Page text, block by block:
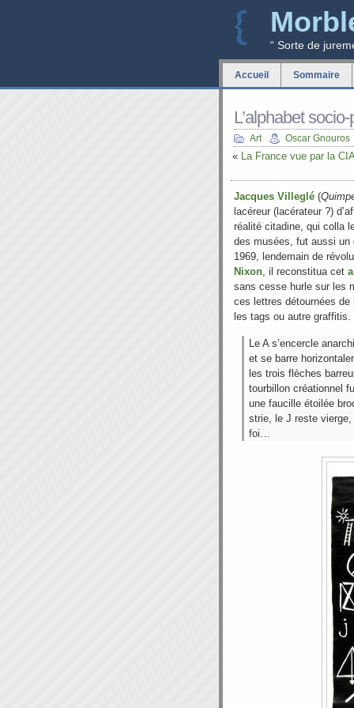
“ Sorte de
Accueil Sommaire
L’alphabet
Art Oscar Gnouros
« La France vue par la
Jacques Villeglé (
lacéreur (lacérateur ?)
réalité citadine, qui colla
des musées, fut aussi un
1969, lendemain de
Nixon, il reconstitua cet
sans cesse hurle sur les
ces lettres détournées de
les tags ou autre graffitis.
Le A s’encercle
et se barre
les trois flèches
tourbillon créationnel
une faucille étoilée
strie, le J reste
foi…